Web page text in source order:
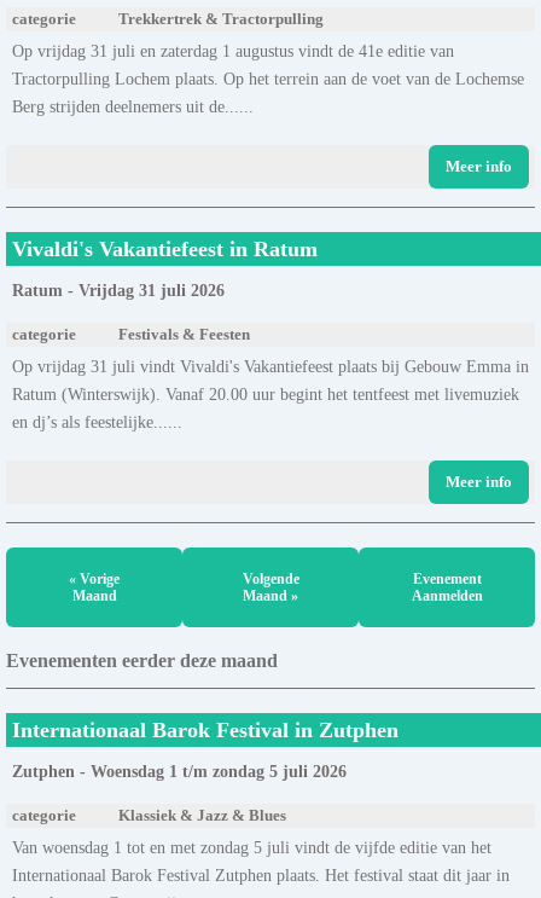
categorie Trekkertrek & Tractorpulling
Op vrijdag 31 juli en zaterdag 1 augustus vindt de 41e editie van
Tractorpulling Lochem plaats. Op het terrein aan de voet van de Lochemse
Berg strijden deelnemers uit de......
Meer info
Vivaldi's Vakantiefeest in Ratum
Ratum - Vrijdag 31 juli 2026
categorie Festivals & Feesten
Op vrijdag 31 juli vindt Vivaldi's Vakantiefeest plaats bij Gebouw Emma in
Ratum (Winterswijk). Vanaf 20.00 uur begint het tentfeest met livemuziek
en dj’s als feestelijke......
Meer info
« Vorige
Maand
Volgende
Maand »
Evenement
Aanmelden
Evenementen eerder deze maand
Internationaal Barok Festival in Zutphen
Zutphen - Woensdag 1 t/m zondag 5 juli 2026
categorie Klassiek & Jazz & Blues
Van woensdag 1 tot en met zondag 5 juli vindt de vijfde editie van het
Internationaal Barok Festival Zutphen plaats. Het festival staat dit jaar in